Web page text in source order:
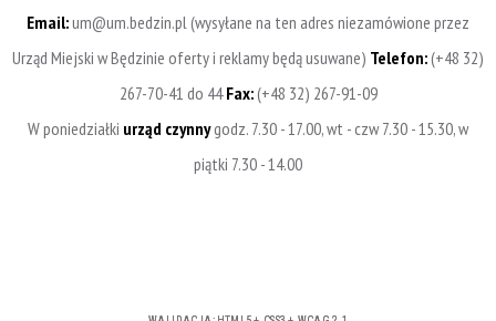
Email:um@um.bedzin.pl (wysyłane na ten adres niezamówione przez
Urząd Miejski w Będzinie oferty i reklamy będą usuwane) Telefon:(+48 32)
267-70-41 do 44Fax:(+48 32) 267-91-09
W poniedziałki urząd czynnygodz. 7.30 - 17.00, wt - czw 7.30 - 15.30, w
piątki 7.30 - 14.00